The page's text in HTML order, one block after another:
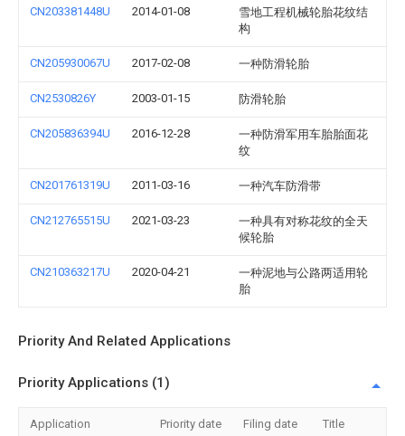
CN203381448U 2014-01-08
雪地工程机械轮胎花纹结
构
CN205930067U 2017-02-08 一种防滑轮胎
CN2530826Y 2003-01-15 防滑轮胎
CN205836394U 2016-12-28
一种防滑军用车胎胎面花
纹
CN201761319U 2011-03-16 一种汽车防滑带
CN212765515U 2021-03-23
一种具有对称花纹的全天
候轮胎
CN210363217U 2020-04-21
一种泥地与公路两适用轮
胎
Priority And Related Applications
Priority Applications (1)
Application Priority date Filing date Title